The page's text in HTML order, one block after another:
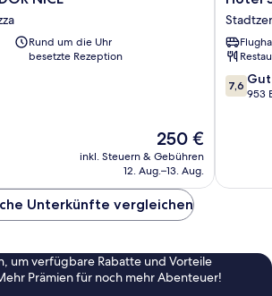
Rund um die Uhr
besetzte Rezeption
Der
Preis
beträgt
250 €
inkl. Steuern & Gebühren
12. Aug.–13. Aug.
Saint
von
Nizza
7.6
von
7,6 Gut
953
Unterkünfte vergleichen
um verfügbare Rabatte und Vorteile
Prämien für noch mehr Abenteuer!